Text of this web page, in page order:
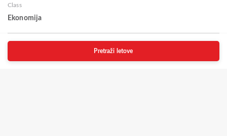
Class
Ekonomija
Pretraži letove